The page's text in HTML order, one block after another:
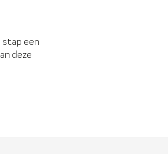
stap een
deze